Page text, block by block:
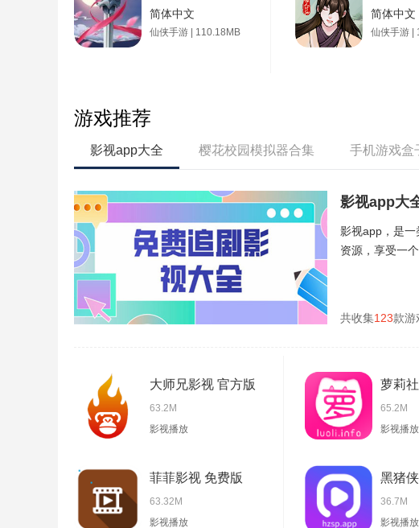
简体中文
仙侠手游 | 110.18MB
简体中文
仙侠手游 |
游戏推荐
影视app大全 樱花校园模拟器合集 手机游戏盒
影视app大
影视app，是一
资源，享受一
共收集123款游
大师兄影视 官方版
63.2M
影视播放
萝莉
65.2M
影视播放
菲菲影视 免费版
63.32M
影视播放
黑猪
36.7M
影视播放